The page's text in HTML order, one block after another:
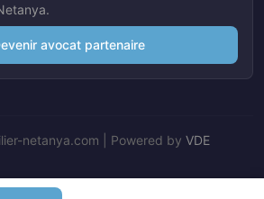
avocat partenaire
netanya.com | Powered by VDE